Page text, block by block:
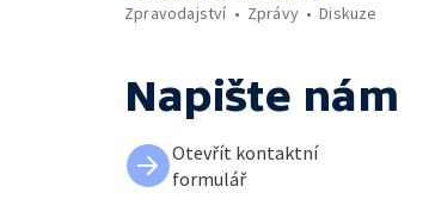
Zpravodajství
Zprávy Diskuze
Napište nám
Otevřít kontaktní
formulář